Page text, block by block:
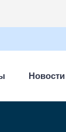
Новости